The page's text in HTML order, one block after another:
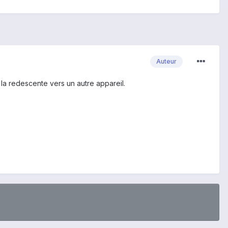
Auteur
redescente vers un autre appareil.